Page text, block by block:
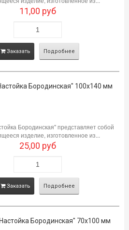
11,00 руб
Заказать Подробнее
Бородинская" 100х140 мм
Бородинская" представляет собой
изделие, изготовленное из...
25,00 руб
Заказать Подробнее
Бородинская" 70х100 мм